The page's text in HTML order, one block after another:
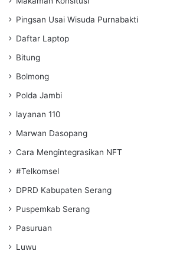
Pingsan Usai Wisuda Purnabakti
Daftar Laptop
Bitung
Bolmong
Polda Jambi
layanan 110
Marwan Dasopang
Cara Mengintegrasikan NFT
#Telkomsel
DPRD Kabupaten Serang
Puspemkab Serang
Pasuruan
Luwu